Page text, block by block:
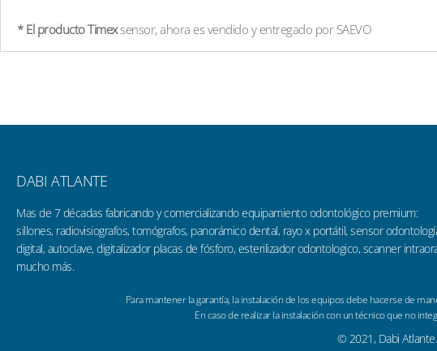
* El producto Timexsensor, ahora es vendido y entregado por SAEVO
DABI ATLANTE
Mas de 7 décadas fabricando y comercializando equipamiento odontológico premium:
sillones, radiovisiografos, tomógrafos, panorámico dental, rayo x portátil, sensor
digital, autoclave, digitalizador placas de fósforo, esterilizador odontologico, scanner
mucho más.
Para mantener la garantía, la instalación de los equipos debe hacerse de
En caso de realizar la instalación con un técnico que no
© 2021, Dabi